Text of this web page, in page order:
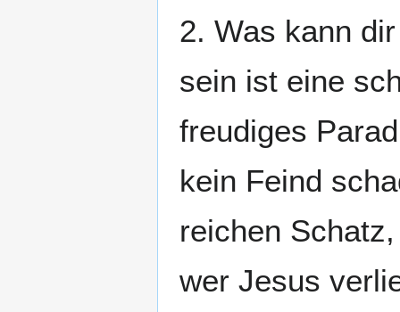
2. Was kann
sein ist eine
freudiges
kein Feind
reichen
wer Jesus